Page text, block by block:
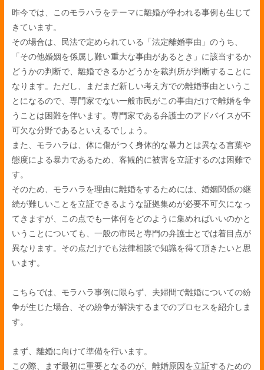
昨今では、このモラハラをテーマに離婚が争われる事例も生じて
きています。
その場合は、民法で定められている「法定離婚事由」のうち、
「その他婚姻を係属し難い重大な事由があるとき」に該当するか
どうかの判断で、離婚できるかどうかを裁判所が判断することに
なります。ただし、まだまだ新しい考え方での離婚事由というこ
とになるので、専門家でない一般市民がこの事由だけで離婚を争
うことは困難を伴います。専門家である弁護士のアドバイスが不
可欠な分野であるといえるでしょう。
また、モラハラは、体に傷がつく身体的な暴力とは異なる言葉や
態度による暴力であるため、客観的に被害を立証するのは困難で
す。
そのため、モラハラを理由に離婚をするためには、婚姻関係の継
続が難しいことを立証できるような証拠集めが必要不可欠になっ
てきますが、この点でも一体何をどのように集めればいいのかと
いうことについても、一般の市民と専門の弁護士とでは着目点が
異なります。その点だけでも法律相談で知識を得て頂きたいと思
います。
こちらでは、モラハラ事例に限らず、夫婦間で離婚についての紛
争が生じた場合、その紛争が解決するまでのプロセスを紹介しま
す。
まず、離婚に向けて準備を行います。
この際、まず最初に重要となるのが、離婚原因を立証するための